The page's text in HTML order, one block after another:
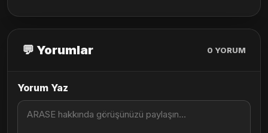
💬 Yorumlar 0 YORUM
Yorum Yaz